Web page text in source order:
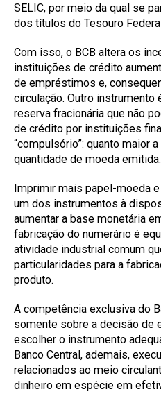
SELIC, por meio da qual se
dos títulos do Tesouro
Com isso, o BCB altera os
instituições de crédito
de empréstimos e,
circulação. Outro instrumento
reserva fracionária que não
de crédito por instituições
“compulsório”: quanto maior
quantidade de moeda emitida.
Imprimir mais papel-moeda
um dos instrumentos à
aumentar a base monetária
fabricação do numerário é
atividade industrial comum
particularidades para a
produto.
A competência exclusiva do
somente sobre a decisão de
escolher o instrumento
Banco Central, ademais,
relacionados ao meio
dinheiro em espécie em